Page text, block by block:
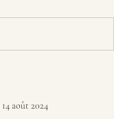
août 2024